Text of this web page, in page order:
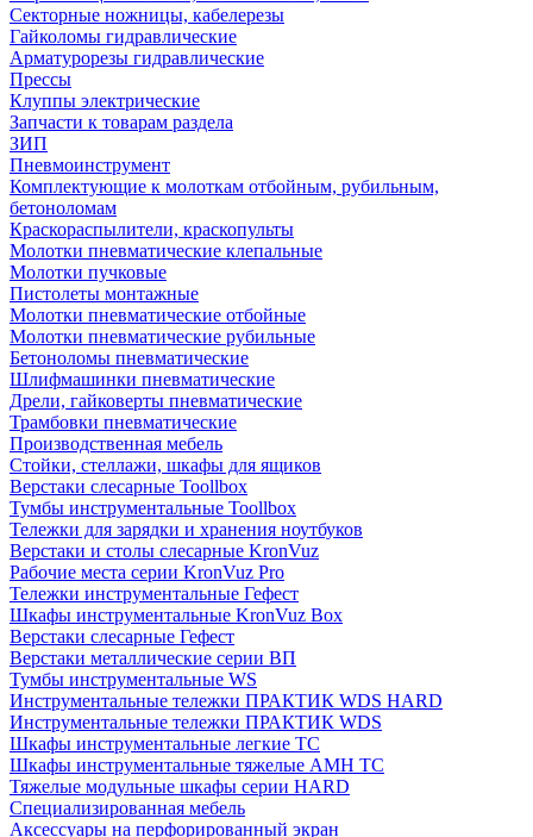
Секторные ножницы, кабелерезы
Гайколомы гидравлические
Арматурорезы гидравлические
Прессы
Клуппы электрические
Запчасти к товарам раздела
ЗИП
Пневмоинструмент
Комплектующие к молоткам отбойным, рубильным,
бетоноломам
Краскораспылители, краскопульты
Молотки пневматические клепальные
Молотки пучковые
Пистолеты монтажные
Молотки пневматические отбойные
Молотки пневматические рубильные
Бетоноломы пневматические
Шлифмашинки пневматические
Дрели, гайковерты пневматические
Трамбовки пневматические
Производственная мебель
Стойки, стеллажи, шкафы для ящиков
Верстаки слесарные Toollbox
Тумбы инструментальные Toollbox
Тележки для зарядки и хранения ноутбуков
Верстаки и столы слесарные KronVuz
Рабочие места серии KronVuz Pro
Тележки инструментальные Гефест
Шкафы инструментальные KronVuz Box
Верстаки слесарные Гефест
Верстаки металлические серии ВП
Тумбы инструментальные WS
Инструментальные тележки ПРАКТИК WDS HARD
Инструментальные тележки ПРАКТИК WDS
Шкафы инструментальные легкие ТС
Шкафы инструментальные тяжелые AMH TC
Тяжелые модульные шкафы серии HARD
Cпециализированная мебель
Аксессуары на перфорированный экран